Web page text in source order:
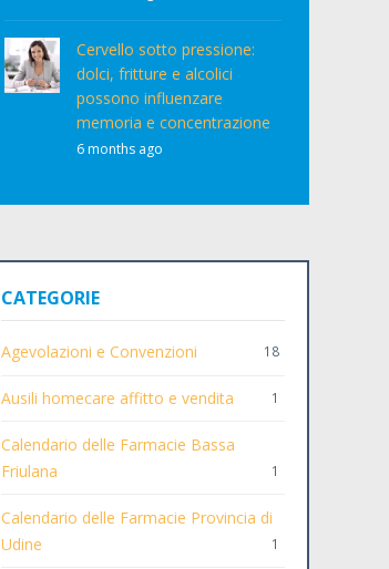
Cervello sotto pressione:
dolci, fritture e alcolici
possono influenzare
memoria e concentrazione
6 months ago
CATEGORIE
Agevolazioni e Convenzioni 18
Ausili homecare affitto e vendita 1
Calendario delle Farmacie Bassa
Friulana
1
Calendario delle Farmacie Provincia di
Udine
1